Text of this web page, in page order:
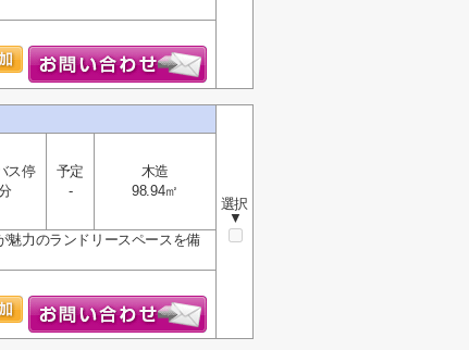
選択
▼
ス停
予定
-
木造
98.94㎡
力のランドリースペースを備